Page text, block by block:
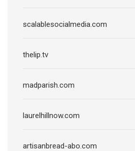
scalablesocialmedia.com
thelip.tv
madparish.com
laurelhillnow.com
artisanbread-abo.com